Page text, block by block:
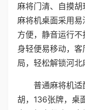
麻将门清、自摸
麻将机桌面采用
方便，静音运行
身轻便易移动，
局，轻松解锁河北
普通麻将机
胡，136张牌，桌